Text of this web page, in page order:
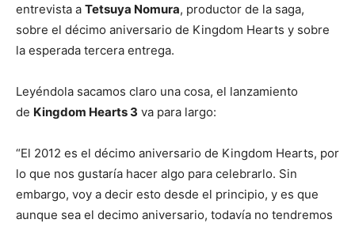
entrevista a Tetsuya Nomura, productor de la saga,
sobre el décimo aniversario de Kingdom Hearts y sobre
la esperada tercera entrega.
Leyéndola sacamos claro una cosa, el lanzamiento
de Kingdom Hearts 3 va para largo:
“El 2012 es el décimo aniversario de Kingdom Hearts, por
lo que nos gustaría hacer algo para celebrarlo. Sin
embargo, voy a decir esto desde el principio, y es que
aunque sea el decimo aniversario, todavía no tendremos